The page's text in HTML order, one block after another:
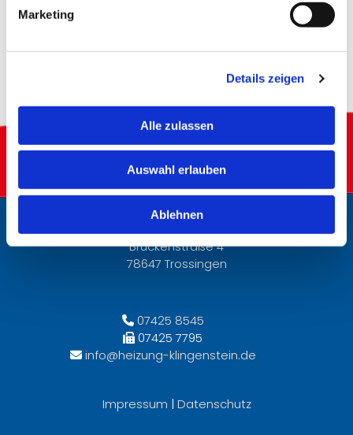
Marketing
Details zeigen
Alle zulassen
Auswahl erlauben
Ablehnen
Klingenstein Heizungssysteme
Brückenstraße 4
78647 Trossingen
 07425 8545
 07425 7795
 info@heizung-klingenstein.de
Impressum | Datenschutz